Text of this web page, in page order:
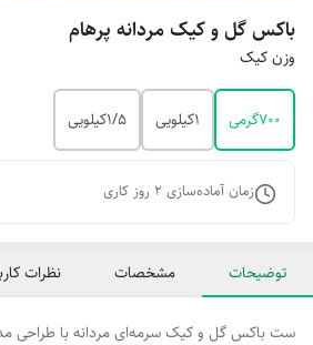
باکس گل و کیک مردانه پرهام
وزن کیک
۷۰۰گرمی ۱کیلویی ۱/۵کیلویی
زمان آماده‌سازی 2 روز کاری
توضیحات مشخصات نظرات
ست باکس گل و کیک سرمه‌ای مردانه با طراحی